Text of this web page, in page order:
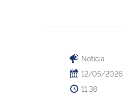
Notícia
12/05/2026
11:38